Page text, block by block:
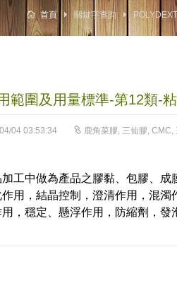
首頁 關鍵字查詢
範圍及用量標準-第12類-粘
04 03:53:34 鹿角菜膠, 三仙膠, CMC,
工中做為產品之膠黏、包膠、成
用，結晶控制，澄清作用，混濁
，穩定、懸浮作用，防縮劑，發